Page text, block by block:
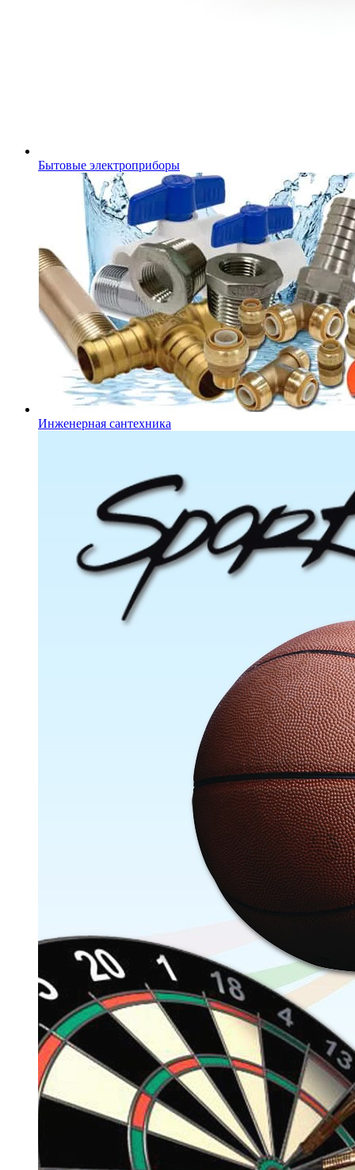
Бытовые электроприборы
Инженерная сантехника